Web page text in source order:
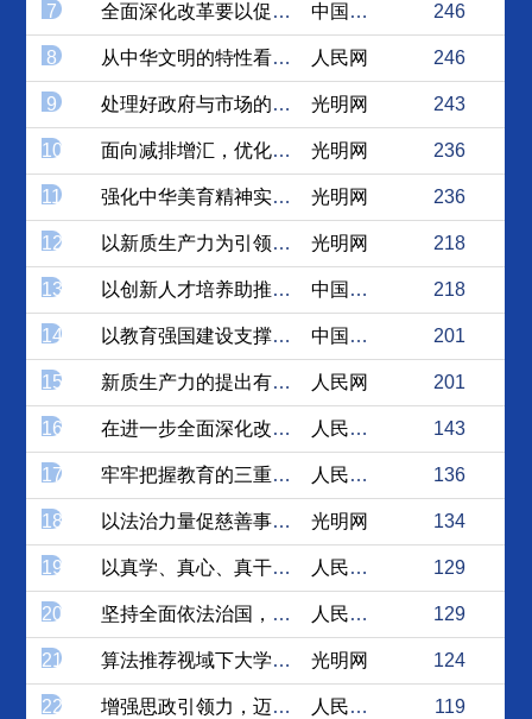
7 全面深化改革要以促进社会公... 中国社会科学网 246
8 从中华文明的特性看中国式现... 人民网 246
9 处理好政府与市场的关系，加... 光明网 243
10 面向减排增汇，优化国土空间 光明网 236
11 强化中华美育精神实践，助力... 光明网 236
12 以新质生产力为引领，谱写西... 光明网 218
13 以创新人才培养助推西部地区... 中国社会科学网 218
14 以教育强国建设支撑引领中国... 中国日报网 201
15 新质生产力的提出有何重大意... 人民网 201
16 在进一步全面深化改革中开辟... 人民论坛网 143
17 牢牢把握教育的三重属性 谱... 人民论坛网 136
18 以法治力量促慈善事业高质量... 光明网 134
19 以真学、真心、真干蓄力锻造... 人民论坛网 129
20 坚持全面依法治国，在法治轨... 人民论坛网 129
21 算法推荐视域下大学生精神生... 光明网 124
22 增强思政引领力，迈向教育强国 人民论坛网 119